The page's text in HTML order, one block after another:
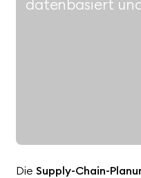
datenbasiert
DieSupply-Chain-